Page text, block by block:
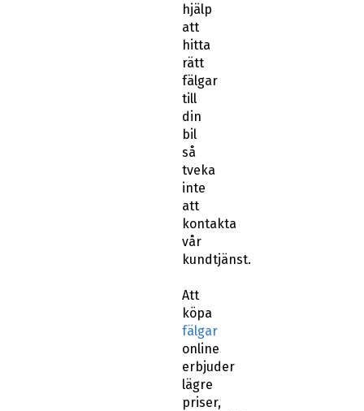
hjälp
att
hitta
rätt
fälgar
till
din
bil
så
tveka
inte
att
kontakta
vår
kundtjänst.
Att
köpa
fälgar
online
erbjuder
lägre
priser,